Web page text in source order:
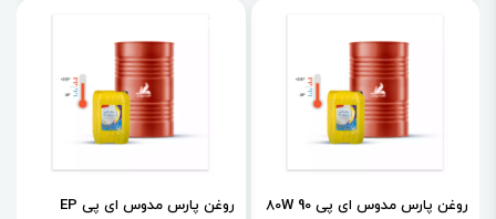
روغن پارس مدوس ای پی 80W 90
روغن پارس مدوس ای پی EP